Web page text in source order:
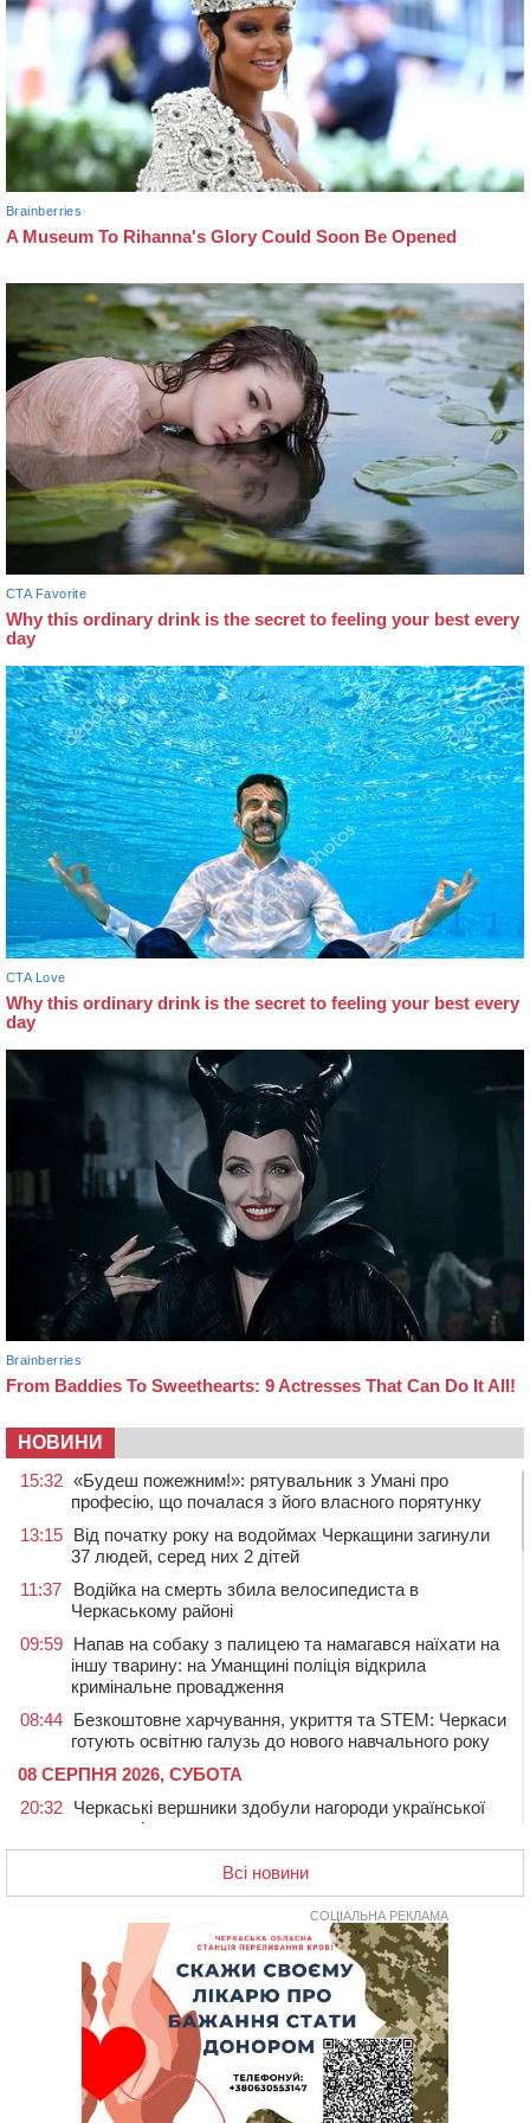
НОВИНИ
15:32 «Будеш пожежним!»: рятувальник з Умані про
професію, що почалася з його власного порятунку
13:15 Від початку року на водоймах Черкащини загинули
37 людей, серед них 2 дітей
11:37
Водійка на смерть збила велосипедиста в
Черкаському районі
09:59 Напав на собаку з палицею та намагався наїхати на
іншу тварину: на Уманщині поліція відкрила
кримінальне провадження
08:44 Безкоштовне харчування, укриття та STEM: Черкаси
готують освітню галузь до нового навчального року
08 СЕРПНЯ 2026, СУБОТА
20:32 Черкаські вершники здобули нагороди української
першості
На Уманщині експосадовицю відділу освіти
судитимуть через завдані бюджету збитки
У Єрках прощатимуться з полеглим на Курщині
стрільцем ДШВ
Апеляційний суд підтвердив стягнення майже 250
тис. грн шкоди за незаконний вилов риби
У Черкасах за ніч виявили 15 порушників
комендантської години та 10 нетверезих водіїв
На Золотоніщині водійка збила пішохода, який
перебігав дорогу
Всі новини
СОЦІАЛЬНА РЕКЛАМА